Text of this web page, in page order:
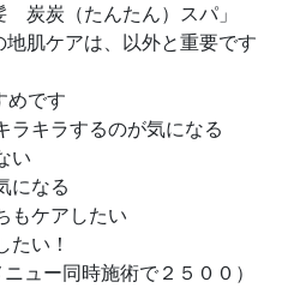
炭（たんたん）スパ」
アは、以外と重要です
めです
キラするのが気になる
い
になる
ケアしたい
い！
ュー同時施術で２５００）